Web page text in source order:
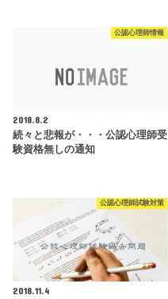
公認心理師情報
2018.8.2
続々と悲報が・・・公認心理師受
験資格無しの通知
公認心理師試験対策
2018.11.4